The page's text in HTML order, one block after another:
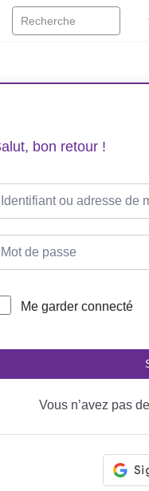
Recherche
bon retour !
Me garder connecté
Vous n’avez pas